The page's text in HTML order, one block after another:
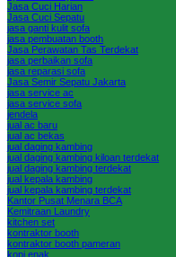
Jasa Cuci Harian
Jasa Cuci Sepatu
jasa ganti kulit sofa
jasa pembuatan booth
Jasa Perawatan Tas Terdekat
jasa perbaikan sofa
jasa reparasi sofa
Jasa Semir Sepatu Jakarta
jasa service ac
jasa service sofa
jendela
jual ac baru
jual ac bekas
jual daging kambing
jual daging kambing kiloan terdekat
jual daging kambing terdekat
jual kepala kambing
jual kepala kambing terdekat
Kantor Pusat Menara BCA
Kemitraan Laundry
kitchen set
kontraktor booth
kontraktor booth pameran
kopi enak